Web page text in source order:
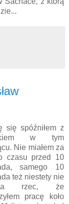
się spóźniłem z
w tym
Nie miałem za
czasu przed 10
samego 10
też niestety nie
rzec, że
pracę koło